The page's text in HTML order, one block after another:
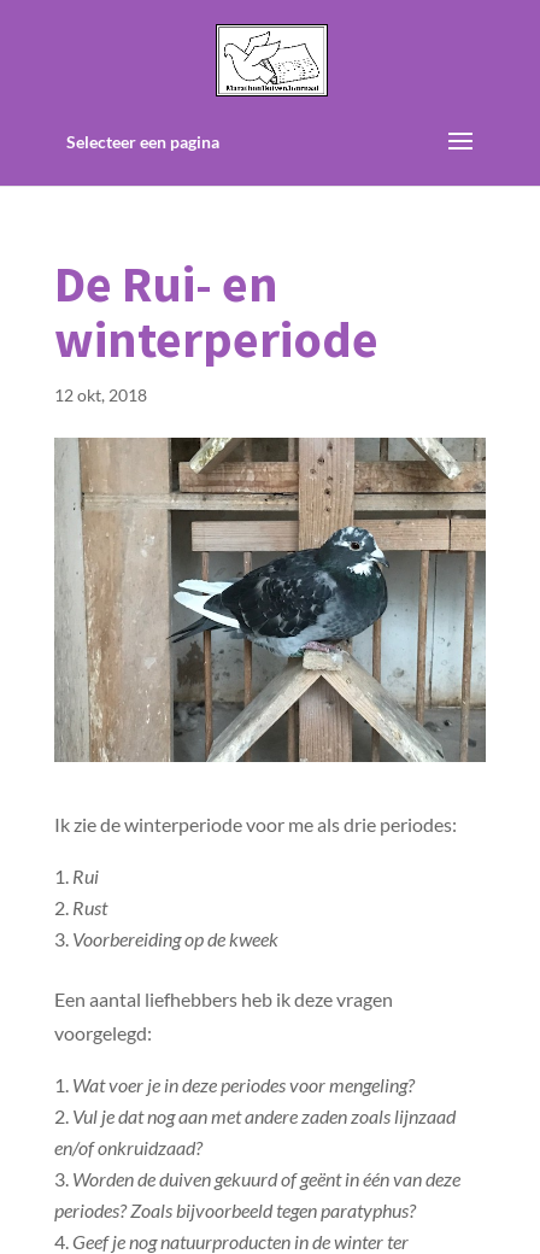
Selecteer een pagina
De Rui- en
winterperiode
12 okt, 2018
Ik zie de winterperiode voor me als drie periodes:
Rui
Rust
Voorbereiding op de kweek
Een aantal liefhebbers heb ik deze vragen
voorgelegd:
Wat voer je in deze periodes voor mengeling?
Vul je dat nog aan met andere zaden zoals lijnzaad
en/of onkruidzaad?
Worden de duiven gekuurd of geënt in één van deze
periodes? Zoals bijvoorbeeld tegen paratyphus?
Geef je nog natuurproducten in de winter ter